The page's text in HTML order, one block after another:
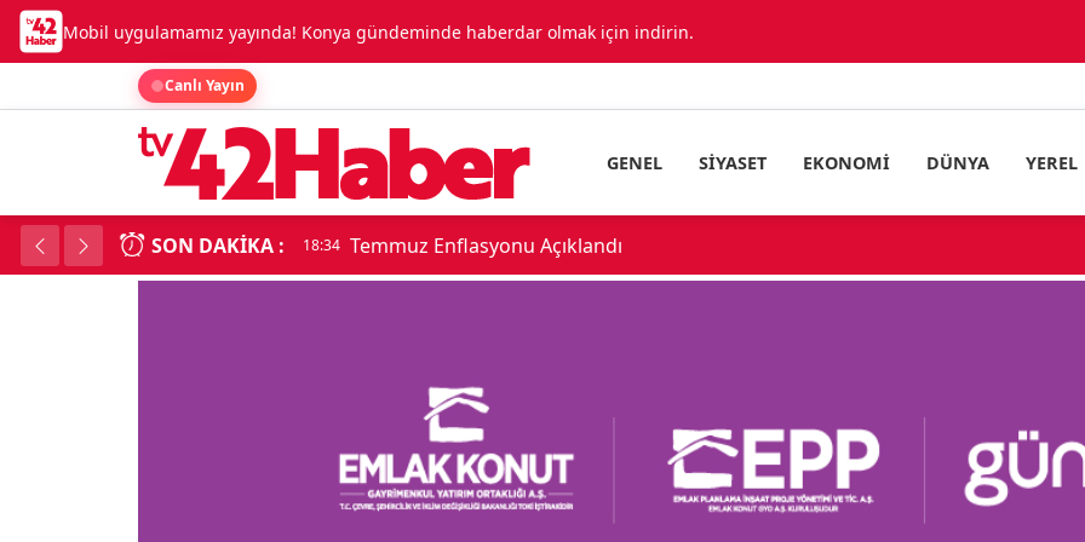
Mobil uygulamamız yayında! Konya gündeminde haberdar olmak için indirin.
Canlı Yayın
GENEL SIYASET EKONOMI DÜNYA YEREL
SON DAKIKA :